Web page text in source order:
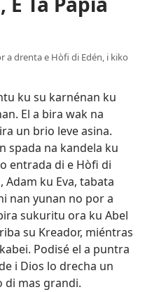
a drenta e Hòfi di Edén, i kiko
ku su karnénan ku
El a bira wak na
un brio leve asina.
spada na kandela ku
entrada di e Hòfi di
ku Eva, tabata
nan yunan no por a
sukuritu ora ku Abel
su Kreador, miéntras
Podisé el a puntra
i Dios lo drecha un
di mas grandi.